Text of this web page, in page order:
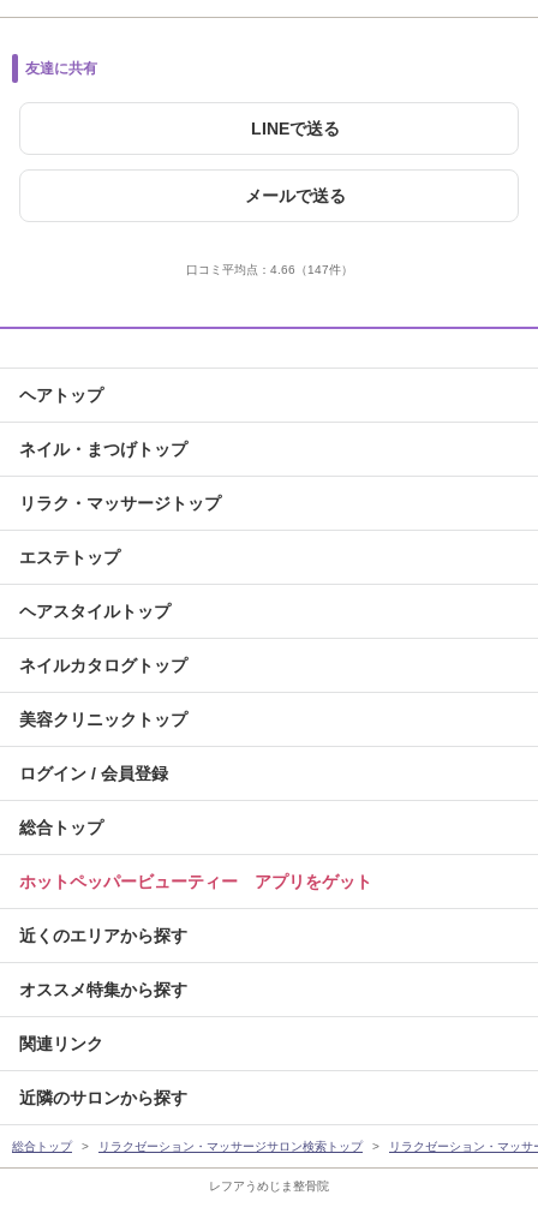
レフアうめじま整骨院
友達に共有
LINEで送る
メールで送る
口コミ平均点： 4.66 （147件）
ヘアトップ
ネイル・まつげトップ
リラク・マッサージトップ
エステトップ
ヘアスタイルトップ
ネイルカタログトップ
美容クリニックトップ
ログイン / 会員登録
総合トップ
ホットペッパービューティー アプリをゲット
近くのエリアから探す
オススメ特集から探す
関連リンク
近隣のサロンから探す
総合トップ リラクゼーション・マッサージサロン検索トップ リラクゼーション・マッ